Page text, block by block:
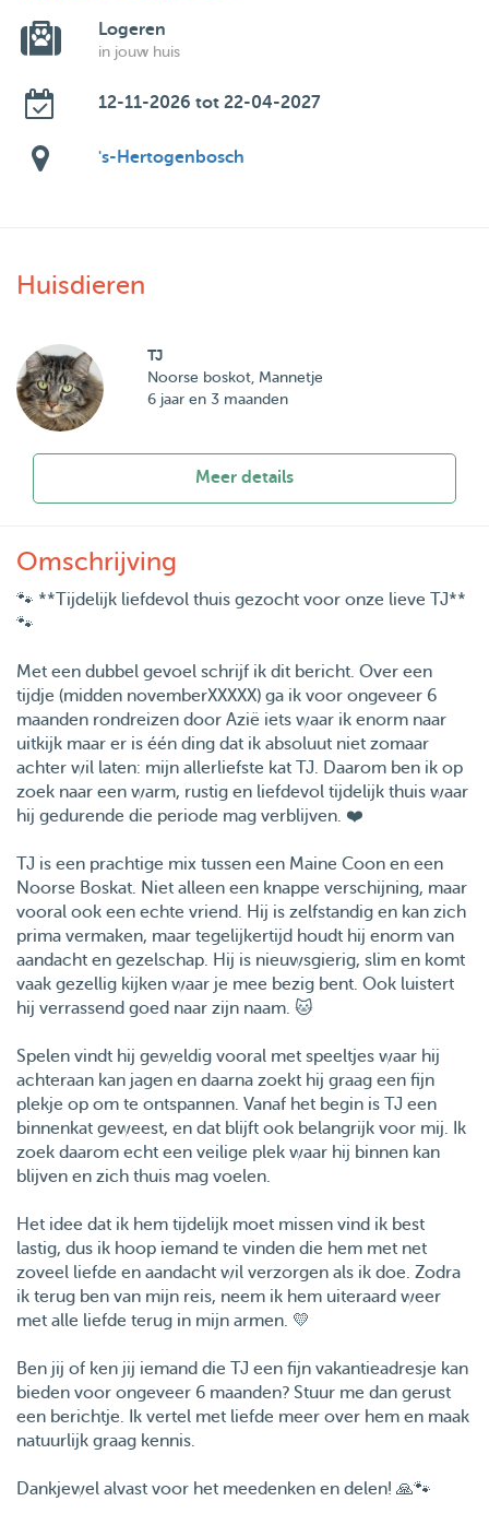
Logeren
in jouw huis
12-11-2026 tot 22-04-2027
's-Hertogenbosch
Huisdieren
TJ
Noorse boskot, Mannetje
6 jaar en 3 maanden
Meer details
Omschrijving
🐾 **Tijdelijk liefdevol thuis gezocht voor onze lieve TJ**
🐾
Met een dubbel gevoel schrijf ik dit bericht. Over een
tijdje (midden novemberXXXXX) ga ik voor ongeveer 6
maanden rondreizen door Azië iets waar ik enorm naar
uitkijk maar er is één ding dat ik absoluut niet zomaar
achter wil laten: mijn allerliefste kat TJ. Daarom ben ik op
zoek naar een warm, rustig en liefdevol tijdelijk thuis waar
hij gedurende die periode mag verblijven. ❤️
TJ is een prachtige mix tussen een Maine Coon en een
Noorse Boskat. Niet alleen een knappe verschijning, maar
vooral ook een echte vriend. Hij is zelfstandig en kan zich
prima vermaken, maar tegelijkertijd houdt hij enorm van
aandacht en gezelschap. Hij is nieuwsgierig, slim en komt
vaak gezellig kijken waar je mee bezig bent. Ook luistert
hij verrassend goed naar zijn naam. 🐱
Spelen vindt hij geweldig vooral met speeltjes waar hij
achteraan kan jagen en daarna zoekt hij graag een fijn
plekje op om te ontspannen. Vanaf het begin is TJ een
binnenkat geweest, en dat blijft ook belangrijk voor mij. Ik
zoek daarom echt een veilige plek waar hij binnen kan
blijven en zich thuis mag voelen.
Het idee dat ik hem tijdelijk moet missen vind ik best
lastig, dus ik hoop iemand te vinden die hem met net
zoveel liefde en aandacht wil verzorgen als ik doe. Zodra
ik terug ben van mijn reis, neem ik hem uiteraard weer
met alle liefde terug in mijn armen. 💛
Ben jij of ken jij iemand die TJ een fijn vakantieadresje kan
bieden voor ongeveer 6 maanden? Stuur me dan gerust
een berichtje. Ik vertel met liefde meer over hem en maak
natuurlijk graag kennis.
Dankjewel alvast voor het meedenken en delen! 🙏🐾